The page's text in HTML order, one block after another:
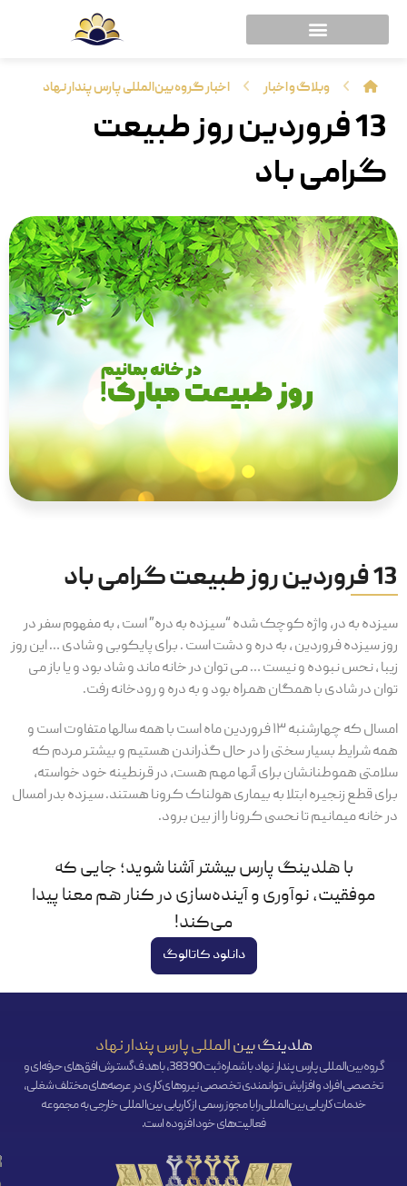
وبلاگ و اخبار اخبار گروه بین‌المللی پارس پندار نهاد
13 فروردین روز طبیعت
گرامی باد
13 فروردین روز طبیعت گرامی باد
سیزده به در، واژه کوچک شده “سیزده به دره” است ، به مفهوم سفر در
روز سیزده فروردین ، به دره و دشت است . برای پایکوبی و شادی … این روز
زیبا ، نحس نبوده و نیست … می توان در خانه ماند و شاد بود و یا باز می
توان در شادی با همگان همراه بود و به دره و رودخانه رفت.
امسال که چهارشنبه ۱۳ فروردین ماه است با همه سالها متفاوت است و
همه شرایط بسیار سختی را در حال گذراندن هستیم و بیشتر مردم که
سلامتی هموطنانشان برای آنها مهم هست، در قرنطینه خود خواسته،
برای قطع زنجیره ابتلا به بیماری هولناک کرونا هستند. سیزده بدر امسال
در خانه میمانیم تا نحسی کرونا را از بین برود.
با هلدینگ پارس بیشتر آشنا شوید؛ جایی که
موفقیت، نوآوری و آینده‌سازی در کنار هم معنا پیدا
می‌کند!
دانلود کاتالوگ
هلدینگ بین المللی پارس پندار نهاد
گروه بین‌المللی پارس پندار نهاد با شماره ثبت 38390، با هدف گسترش افق‌‌های حرفه‌ای و
تخصصی افراد و افزایش توانمندی تخصصی نیروهای کاری در عرصه‌های مختلف شغلی،
خدمات کاریابی بین‌المللی را با مجوز رسمی از کاریابی بین‌المللی خارجی به مجموعه
فعالیت‌های خود افزوده است.